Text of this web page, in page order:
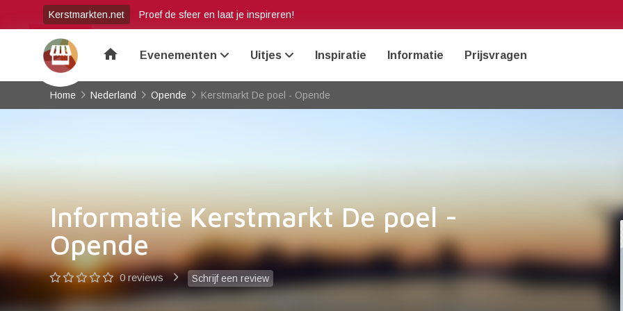
Kerstmarkten.net Proef de sfeer en laat je inspireren!
home Evenementen Uitjes Inspiratie Informatie Prijsvragen
Home Nederland Opende Kerstmarkt De poel - Opende
Informatie Kerstmarkt De poel -
Opende
0 reviews Schrijf een review